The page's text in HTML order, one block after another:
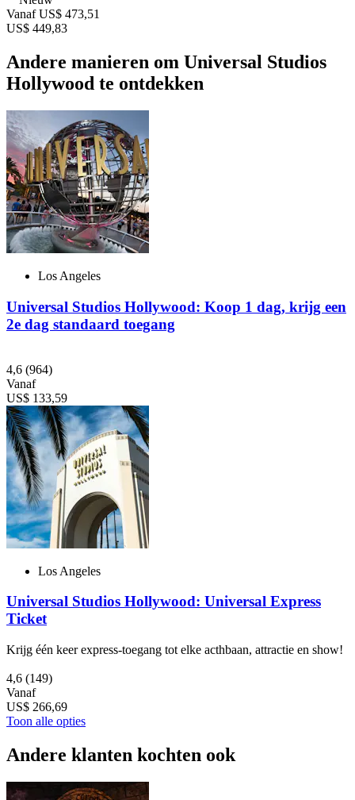
Vanaf US$ 473,51
US$ 449,83
Andere manieren om Universal Studios
Hollywood te ontdekken
Los Angeles
Universal Studios Hollywood: Koop 1 dag, krijg een
2e dag standaard toegang
4,6 (964)
Vanaf
US$ 133,59
Los Angeles
Universal Studios Hollywood: Universal Express
Ticket
Krijg één keer express-toegang tot elke acthbaan, attractie en show!
4,6 (149)
Vanaf
US$ 266,69
Toon alle opties
Andere klanten kochten ook